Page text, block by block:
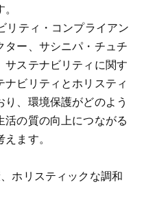
リティ・コンプライアン
ター、サシニパ・チュチ
サステナビリティに関す
ビリティとホリスティ
、環境保護がどのよう
の質の向上につながる
ます。
ホリスティックな調和